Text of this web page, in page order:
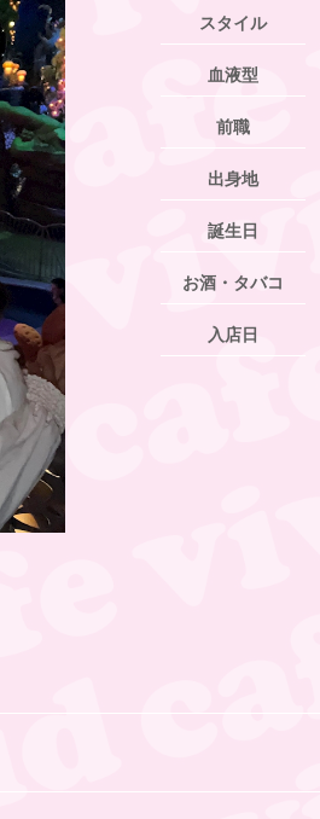
スタイル
血液型
前職
出身地
誕生日
お酒・タバコ
入店日